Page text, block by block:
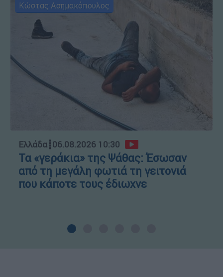
Κώστας Ασημακόπουλος
Ελλάδα┋06.08.2026 10:30
Τα «γεράκια» της Ψάθας: Έσωσαν
από τη μεγάλη φωτιά τη γειτονιά
που κάποτε τους έδιωχνε